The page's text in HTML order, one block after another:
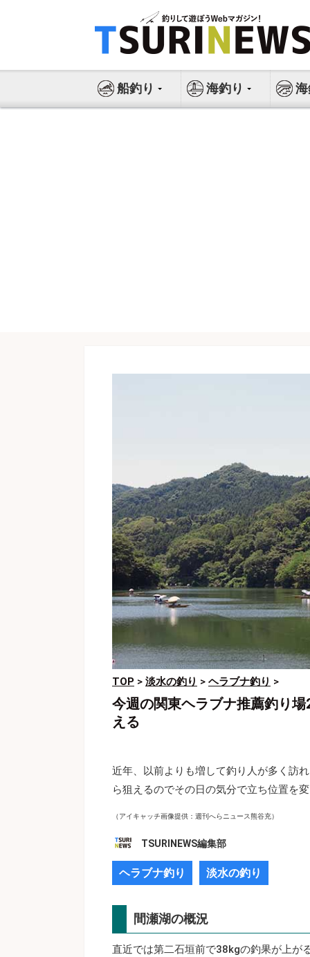
ス
船釣り 海釣り
TOP > 淡水の釣り > ヘラブナ釣り >
今週の関東ヘラブナ推薦釣り
える
近年、以前よりも増して釣り人が多く訪
ら狙えるのでその日の気分で立ち位置を
（アイキャッチ画像提供：週刊へらニュース熊谷充）
TSURINEWS編集部
ヘラブナ釣り 淡水の釣り
間瀬湖の概況
直近では第二石垣前で38kgの釣果が上が